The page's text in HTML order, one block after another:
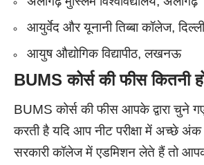
आयुर्वेद और यूनानी तिब्बा कॉलेज, दिल्ली
आयुष औद्योगिक विद्यापीठ, लखनऊ
BUMS कोर्स की फीस कितनी
BUMS कोर्स की फीस आपके द्वारा चुने
करती है यदि आप नीट परीक्षा में अच्छे
सरकारी कॉलेज में एडमिशन लेते हैं तो